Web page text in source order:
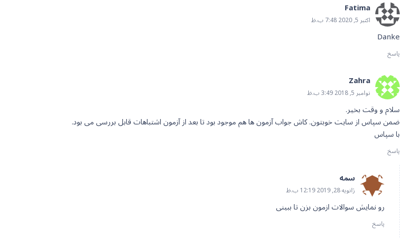
Fatima
اکتبر 5, 2020 7:48 ب.ظ
Danke
پاسخ
Zahra
نوامبر 5, 2018 3:49 ب.ظ
سلام و وقت بخیر.
ضمن سپاس از سایت خوبتون. کاش جواب آزمون ها هم موجود بود تا بعد از آزمون اشتباهات قابل بررسی می بود.
با سپاس
پاسخ
سمه
ژانویه 28, 2019 12:19 ب.ظ
رو نمایش سوالات ازمون بزن تا ببینی
پاسخ